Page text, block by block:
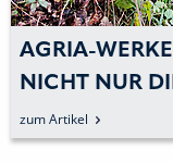
AGRIA-
NICHT NUR
zum Artikel